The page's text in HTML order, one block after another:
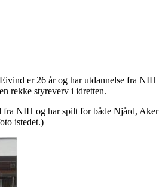
er 26 år og har utdannelse fra NIH
rekke styreverv i idretten.
fra NIH og har spilt for både Njård, Aker
istedet.)